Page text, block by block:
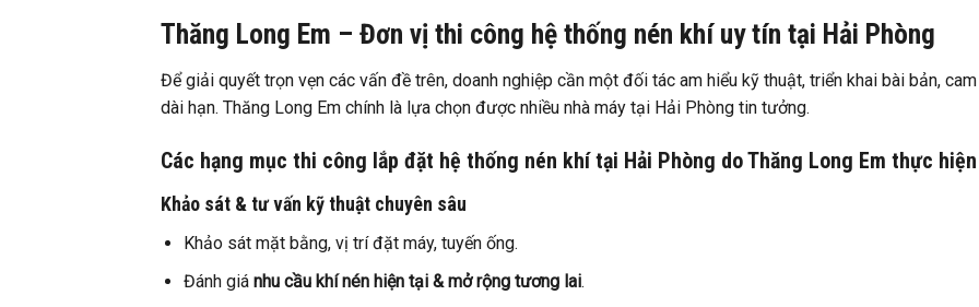
Thăng Long Em – Đơn vị thi công hệ thống nén khí uy tín tại Hải Phòng
Để giải quyết trọn vẹn các vấn đề trên, doanh nghiệp cần một đối tác am hiểu kỹ thuật, triển khai bài bản,
dài hạn. Thăng Long Em chính là lựa chọn được nhiều nhà máy tại Hải Phòng tin tưởng.
Các hạng mục thi công lắp đặt hệ thống nén khí tại Hải Phòng do Thăng Long Em thực hiện
Khảo sát & tư vấn kỹ thuật chuyên sâu
Khảo sát mặt bằng, vị trí đặt máy, tuyến ống.
Đánh giá nhu cầu khí nén hiện tại & mở rộng tương lai.